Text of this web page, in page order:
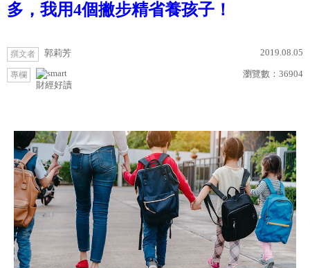
多，我用4個撇步精省養孩子！
撰文者 郭莉芳 2019.08.05
專欄
財經好讀
瀏覽數： 36904